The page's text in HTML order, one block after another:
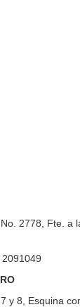
2778, Fte. a
y 8, Esquina